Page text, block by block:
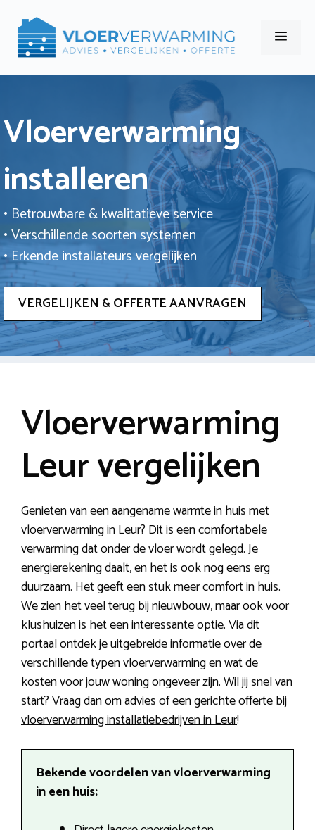
naar
Menu
Vloerverwarming
installeren
• Betrouwbare & kwalitatieve service
• Verschillende soorten systemen
• Erkende installateurs vergelijken
VERGELIJKEN & OFFERTE AANVRAGEN
Vloerverwarming
Leur vergelijken
Genieten van een aangename warmte in huis met
vloerverwarming in Leur? Dit is een comfortabele
verwarming dat onder de vloer wordt gelegd. Je
energierekening daalt, en het is ook nog eens erg
duurzaam. Het geeft een stuk meer comfort in huis.
We zien het veel terug bij nieuwbouw, maar ook voor
klushuizen is het een interessante optie. Via dit
portaal ontdek je uitgebreide informatie over de
verschillende typen vloerverwarming en wat de
kosten voor jouw woning ongeveer zijn. Wil jij snel van
start? Vraag dan om advies of een gerichte offerte bij
vloerverwarming installatiebedrijven in Leur!
Bekende voordelen van vloerverwarming
in een huis: